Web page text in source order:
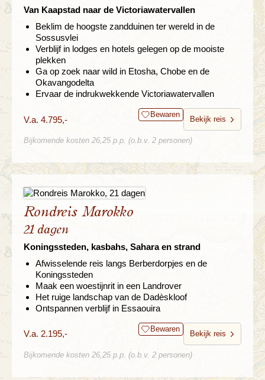
Van Kaapstad naar de Victoriawatervallen
Beklim de hoogste zandduinen ter wereld in de
Sossusvlei
Verblijf in lodges en hotels gelegen op de mooiste
plekken
Ga op zoek naar wild in Etosha, Chobe en de
Okavangodelta
Ervaar de indrukwekkende Victoriawatervallen
V.a. 4.795,- Bewaren
Bekijk reis
Bijkomende kosten 26,25 p.p. (o.b.v. 2 personen)
Rondreis Marokko
21 dagen
Koningssteden, kasbahs, Sahara en strand
Afwisselende reis langs Berberdorpjes en de
Koningssteden
Maak een woestijnrit in een Landrover
Het ruige landschap van de Dadèskloof
Ontspannen verblijf in Essaouira
V.a. 2.195,- Bewaren
Bekijk reis
Bijkomende kosten 26,25 p.p. (o.b.v. 2 personen)